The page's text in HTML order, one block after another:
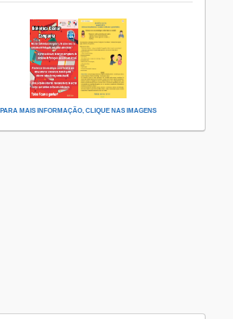
PARA MAIS INFORMAÇÃO, CLIQUE NAS IMAGENS